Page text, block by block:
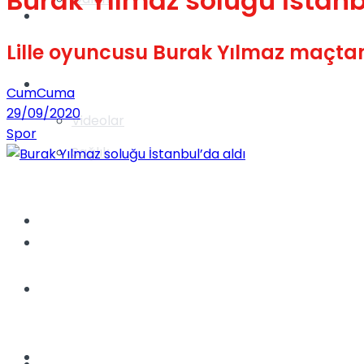
Videolar
Gündem
Yaşam
Sağlık
Lille oyuncusu Burak Yılmaz
CumCuma
29/09/2020
Spor